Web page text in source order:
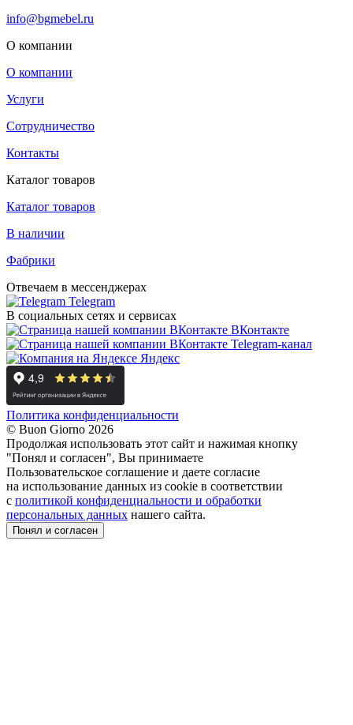
info@bgmebel.ru
О компании
О компании
Услуги
Сотрудничество
Контакты
Каталог товаров
Каталог товаров
В наличии
Фабрики
Отвечаем в мессенджерах
Telegram
В социальных сетях и сервисах
ВКонтакте
Telegram-канал
Яндекс
Политика конфиденциальности
© Buon Giorno 2026
Продолжая использовать этот сайт и нажимая кнопку
"Понял и согласен", Вы принимаете
Пользовательское соглашение и даете согласие
на использование данных из cookie в соответствии
с политикой конфиденциальности и обработки
персональных данных нашего сайта.
Понял и согласен